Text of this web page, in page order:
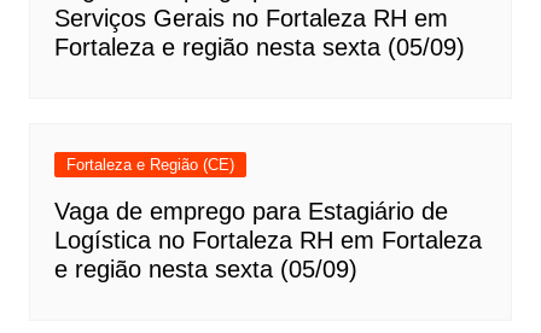
Serviços Gerais no Fortaleza RH em
Fortaleza e região nesta sexta (05/09)
Fortaleza e Região (CE)
Vaga de emprego para Estagiário de
Logística no Fortaleza RH em Fortaleza
e região nesta sexta (05/09)